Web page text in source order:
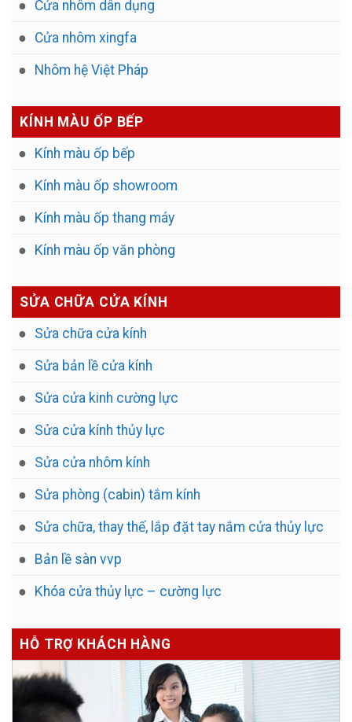
Cửa nhôm dân dụng
Cửa nhôm xingfa
Nhôm hệ Việt Pháp
KÍNH MÀU ỐP BẾP
Kính màu ốp bếp
Kính màu ốp showroom
Kính màu ốp thang máy
Kính màu ốp văn phòng
SỬA CHỮA CỬA KÍNH
Sửa chữa cửa kính
Sửa bản lề cửa kính
Sửa cửa kinh cường lực
Sửa cửa kính thủy lực
Sửa cửa nhôm kính
Sửa phòng (cabin) tắm kính
Sửa chữa, thay thế, lắp đặt tay nắm cửa thủy lực
Bản lề sàn vvp
Khóa cửa thủy lực – cường lực
HỖ TRỢ KHÁCH HÀNG